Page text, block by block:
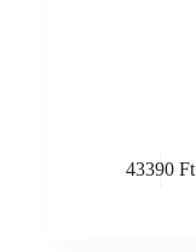
43390 Ft